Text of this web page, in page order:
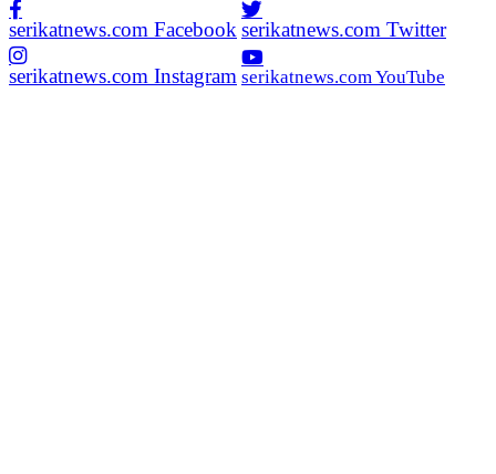
serikatnews.com Facebook serikatnews.com Twitter
serikatnews.com Instagram serikatnews.com YouTube